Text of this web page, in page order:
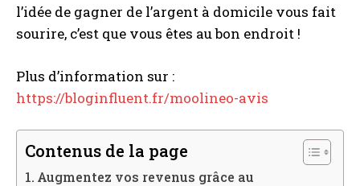
l’idée de gagner de l’argent à domicile vous fait
sourire, c’est que vous êtes au bon endroit !
Plus d’information sur :
https://bloginfluent.fr/moolineo-avis
Contenus de la page
Augmentez vos revenus grâce au